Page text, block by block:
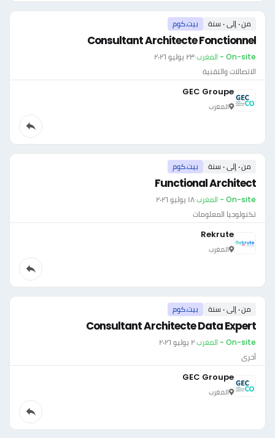
من ٠ إلى ٠ سنة بيت.كوم
Consultant Architecte Fonctionnel
On-site - المغرب ·٢٣ يوليو ٢٠٢٦
الاتصالات والتقنية
GEC Groupe
المغرب
من ٠ إلى ٠ سنة بيت.كوم
Functional Architect
On-site - المغرب ·١٨ يوليو ٢٠٢٦
تكنولوجيا المعلومات
Rekrute
المغرب
من ٠ إلى ٠ سنة بيت.كوم
Consultant Architecte Data Expert
On-site - المغرب ·٢ يوليو ٢٠٢٦
أخرى
GEC Groupe
المغرب